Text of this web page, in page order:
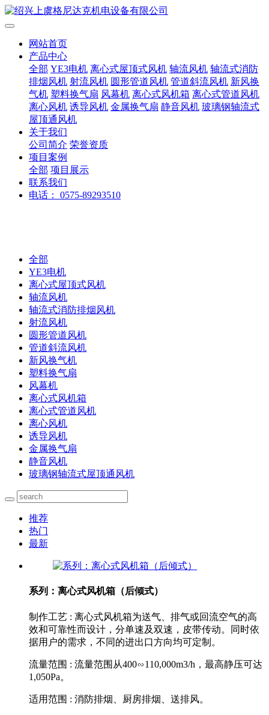
网站首页
产品中心
全部 YE3电机 离心式屋顶式风机 轴流风机 轴流式消防
排烟风机 射流风机 圆形管道风机 管道斜流风机 新风换
气机 塑料换气扇 风幕机 离心式风机箱 离心式管道风机
离心风机 诱导风机 金属换气扇 静音风机 玻璃钢轴流式
屋顶通风机
关于我们
公司简介 荣誉资质
项目案例
全部 项目展示
联系我们
电话： 0575-89293510
全部
YE3电机
离心式屋顶式风机
轴流风机
轴流式消防排烟风机
射流风机
圆形管道风机
管道斜流风机
新风换气机
塑料换气扇
风幕机
离心式风机箱
离心式管道风机
离心风机
诱导风机
金属换气扇
静音风机
玻璃钢轴流式屋顶通风机
推荐
热门
最新
系列：离心式风机箱（后倾式）
制作工艺 : 离心式风机箱为送气、排气或回流空气的高
效和可靠性而设计，分单速及双速，皮带传动。同时依
据用户的需求，不同的进出口方向均可定制。
流量范围 : 流量范围从400∽110,000m3/h，最高静压可达
1,050Pa。
适用范围 : 消防排烟、厨房排烟、送排风。